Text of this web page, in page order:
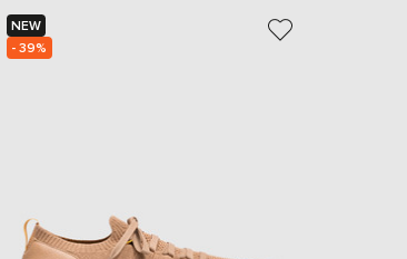
NEW
- 39%